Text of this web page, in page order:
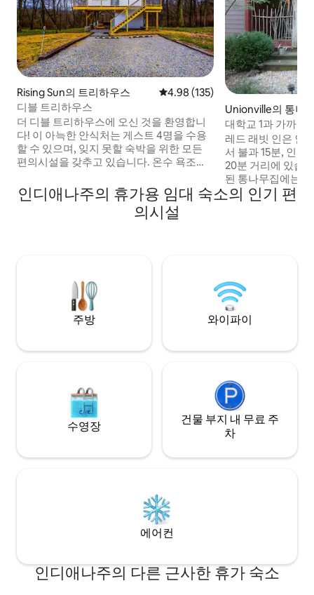
Rising Sun의 트리하우스 평점 4.98점(5점 만점), 후기 135
4.98 (135)
디블 트리하우스
더 디블 트리하우스에 오신 것을 환영합니
다! 이 아늑한 안식처는 게스트 4명을 수용
할 수 있으며, 잊지 못할 숙박을 위한 모든
편의시설을 갖추고 있습니다. 온수 욕조나
행잉 의자에서 부드럽게 흔들며, 야외 피크
닉 테이블에서 식사를 음미해보세요. 숙박
하시는 동안 사용할 수 있도록 주방이 완비
하여 재충전하고 자연과 다시 만나보세요!
Unionville의 통나
대학교 1과 가까운
레드 래빗 인은 인
서 불과 15분, 인디
20분 거리에 있습
된 통나무집에는
시되어 있습니다.
연못가에 아름답
요한 분위기의 레
있습니다.
인디애나주의 휴가용 임대 숙소의 인기 편
의시설
주방 와이파이
수영장
건물 부지 내 무료 주
차
에어컨
인디애나주의 다른 근사한 휴가 숙소